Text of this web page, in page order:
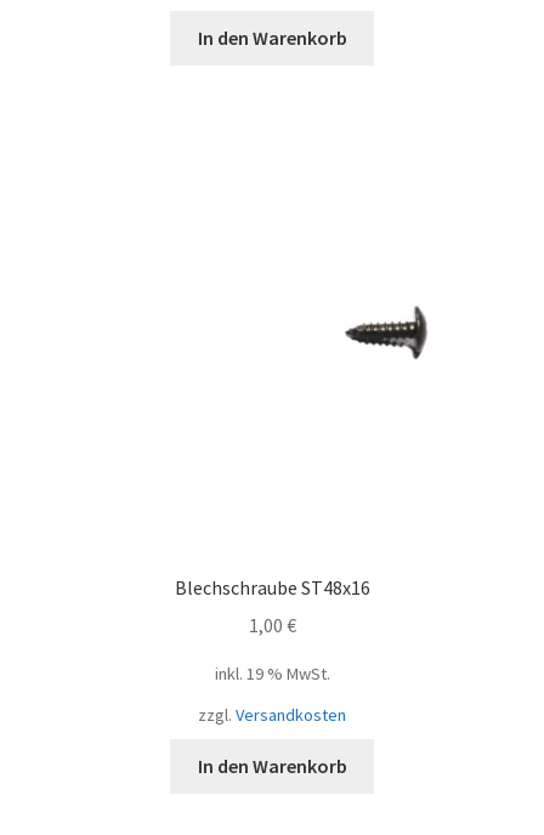
In den Warenkorb
Blechschraube ST48x16
1,00 €
inkl. 19 % MwSt.
zzgl. Versandkosten
In den Warenkorb